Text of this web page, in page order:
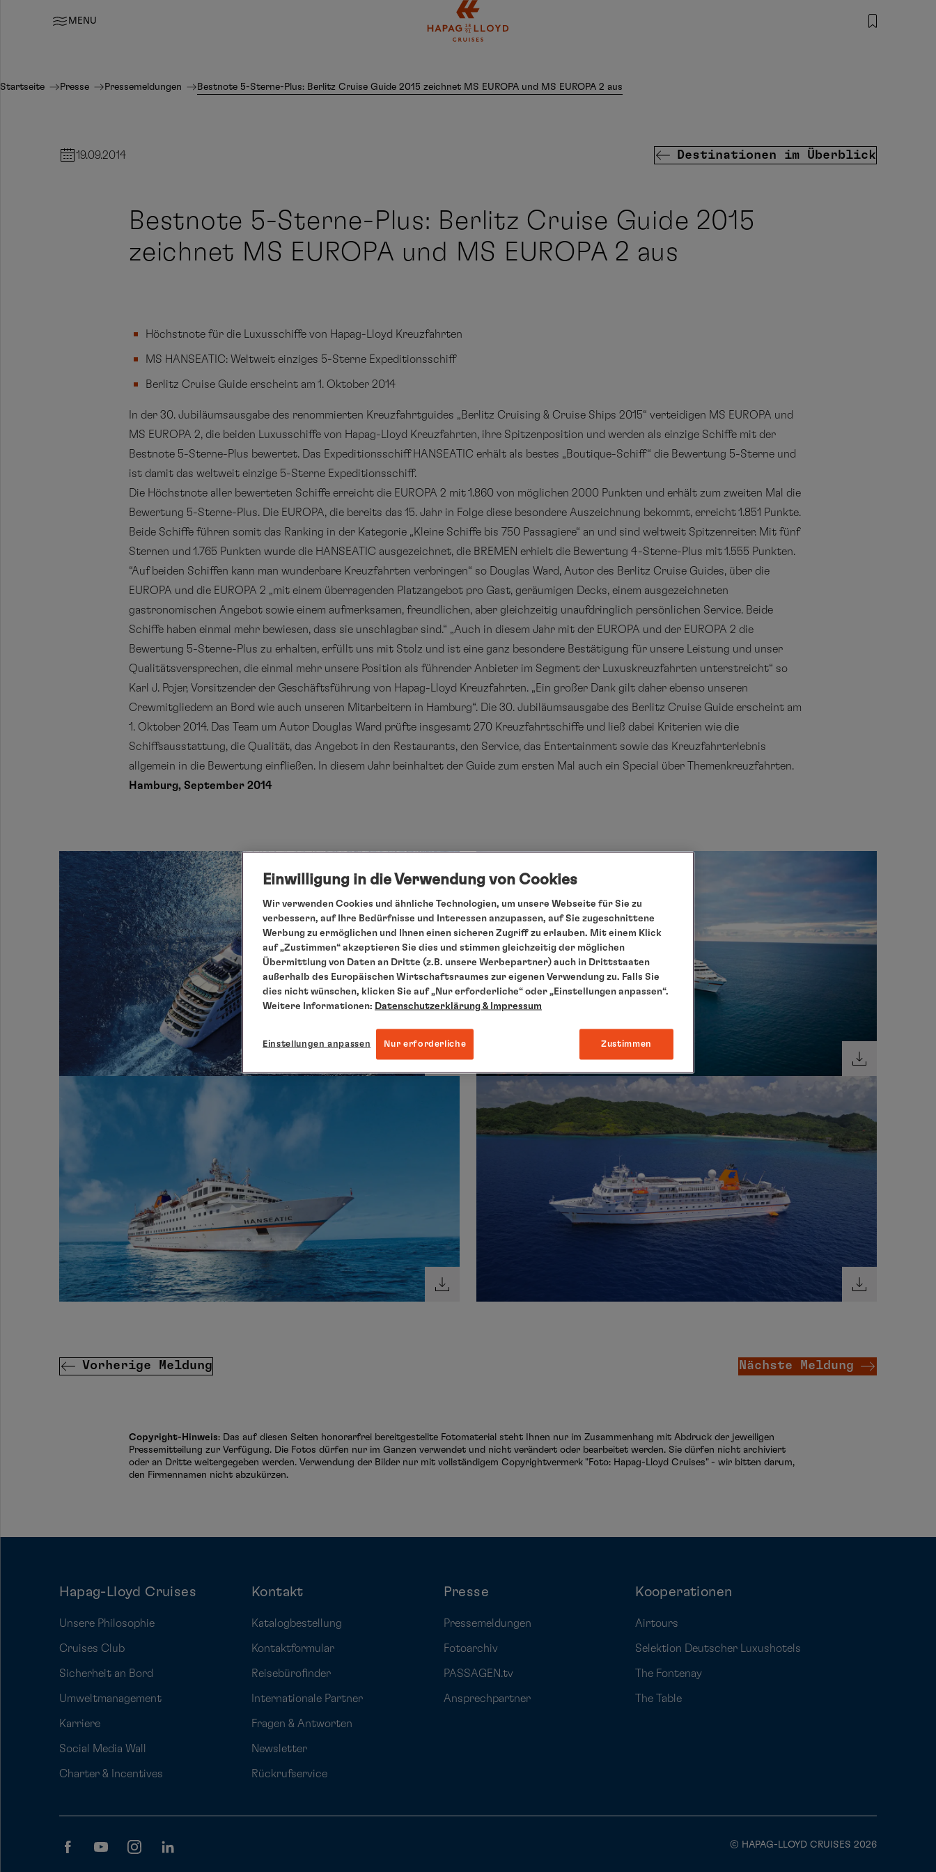
Springe zum Hauptinhalt
MENU
Startseite Presse Pressemeldungen Bestnote 5-Sterne-Plus: Berlitz Cruise Guide 2015 zeichnet MS EUROPA und MS EUROPA 2 aus
19.09.2014 Destinationen im Überblick
Bestnote 5-Sterne-Plus: Berlitz Cruise Guide 2015
zeichnet MS EUROPA und MS EUROPA 2 aus
Höchstnote für die Luxusschiffe von Hapag-Lloyd Kreuzfahrten
MS HANSEATIC: Weltweit einziges 5-Sterne Expeditionsschiff
Berlitz Cruise Guide erscheint am 1. Oktober 2014
In der 30. Jubiläumsausgabe des renommierten Kreuzfahrtguides „Berlitz Cruising & Cruise Ships 2015“ verteidigen MS EUROPA und
MS EUROPA 2, die beiden Luxusschiffe von Hapag-Lloyd Kreuzfahrten, ihre Spitzenposition und werden als einzige Schiffe mit der
Bestnote 5-Sterne-Plus bewertet. Das Expeditionsschiff HANSEATIC erhält als bestes „Boutique-Schiff“ die Bewertung 5-Sterne und
ist damit das weltweit einzige 5-Sterne Expeditionsschiff.
Die Höchstnote aller bewerteten Schiffe erreicht die EUROPA 2 mit 1.860 von möglichen 2000 Punkten und erhält zum zweiten Mal die
Bewertung 5-Sterne-Plus. Die EUROPA, die bereits das 15. Jahr in Folge diese besondere Auszeichnung bekommt, erreicht 1.851 Punkte.
Beide Schiffe führen somit das Ranking in der Kategorie „Kleine Schiffe bis 750 Passagiere“ an und sind weltweit Spitzenreiter. Mit fünf
Sternen und 1.765 Punkten wurde die HANSEATIC ausgezeichnet, die BREMEN erhielt die Bewertung 4-Sterne-Plus mit 1.555 Punkten.
“Auf beiden Schiffen kann man wunderbare Kreuzfahrten verbringen“ so Douglas Ward, Autor des Berlitz Cruise Guides, über die
EUROPA und die EUROPA 2 „mit einem überragenden Platzangebot pro Gast, geräumigen Decks, einem ausgezeichneten
gastronomischen Angebot sowie einem aufmerksamen, freundlichen, aber gleichzeitig unaufdringlich persönlichen Service. Beide
Schiffe haben einmal mehr bewiesen, dass sie unschlagbar sind.“ „Auch in diesem Jahr mit der EUROPA und der EUROPA 2 die
Bewertung 5-Sterne-Plus zu erhalten, erfüllt uns mit Stolz und ist eine ganz besondere Bestätigung für unsere Leistung und unser
Qualitätsversprechen, die einmal mehr unsere Position als führender Anbieter im Segment der Luxuskreuzfahrten unterstreicht“ so
Karl J. Pojer, Vorsitzender der Geschäftsführung von Hapag-Lloyd Kreuzfahrten. „Ein großer Dank gilt daher ebenso unseren
Crewmitgliedern an Bord wie auch unseren Mitarbeitern in Hamburg“. Die 30. Jubiläumsausgabe des Berlitz Cruise Guide erscheint am
1. Oktober 2014. Das Team um Autor Douglas Ward prüfte insgesamt 270 Kreuzfahrtschiffe und ließ dabei Kriterien wie die
Schiffsausstattung, die Qualität, das Angebot in den Restaurants, den Service, das Entertainment sowie das Kreuzfahrterlebnis
allgemein in die Bewertung einfließen. In diesem Jahr beinhaltet der Guide zum ersten Mal auch ein Special über Themenkreuzfahrten.
Hamburg, September 2014
Vorherige Meldung Nächste Meldung
Copyright-Hinweis: Das auf diesen Seiten honorarfrei bereitgestellte Fotomaterial steht Ihnen nur im Zusammenhang mit Abdruck der jeweiligen
Pressemitteilung zur Verfügung. Die Fotos dürfen nur im Ganzen verwendet und nicht verändert oder bearbeitet werden. Sie dürfen nicht archiviert
oder an Dritte weitergegeben werden. Verwendung der Bilder nur mit vollständigem Copyrightvermerk "Foto: Hapag-Lloyd Cruises" - wir bitten darum,
den Firmennamen nicht abzukürzen.
Hapag-Lloyd Cruises
Unsere Philosophie
Cruises Club
Sicherheit an Bord
Umweltmanagement
Karriere
Social Media Wall
Charter & Incentives
Kontakt
Katalogbestellung
Kontaktformular
Reisebürofinder
Internationale Partner
Fragen & Antworten
Newsletter
Rückrufservice
Presse
Pressemeldungen
Fotoarchiv
PASSAGEN.tv
Ansprechpartner
Kooperationen
Airtours
Selektion Deutscher Luxushotels
The Fontenay
The Table
© HAPAG-LLOYD CRUISES 2026
Einwilligung in die Verwendung von Cookies
Wir verwenden Cookies und ähnliche Technologien, um unsere Webseite für Sie zu
verbessern, auf Ihre Bedürfnisse und Interessen anzupassen, auf Sie zugeschnittene
Werbung zu ermöglichen und Ihnen einen sicheren Zugriff zu erlauben. Mit einem Klick
auf „Zustimmen“ akzeptieren Sie dies und stimmen gleichzeitig der möglichen
Übermittlung von Daten an Dritte (z.B. unsere Werbepartner) auch in Drittstaaten
außerhalb des Europäischen Wirtschaftsraumes zur eigenen Verwendung zu. Falls Sie
dies nicht wünschen, klicken Sie auf „Nur erforderliche“ oder „Einstellungen anpassen“.
Weitere Informationen: Datenschutzerklärung & Impressum
Einstellungen anpassen Nur erforderliche Zustimmen